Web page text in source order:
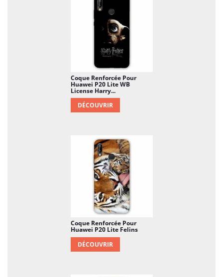
Coque Renforcée Pour
Huawei P20 Lite WB
License Harry...
DÉCOUVRIR
Coque Renforcée Pour
Huawei P20 Lite Felins
DÉCOUVRIR